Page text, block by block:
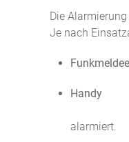
Die
Je nach
Handy
alarmiert.